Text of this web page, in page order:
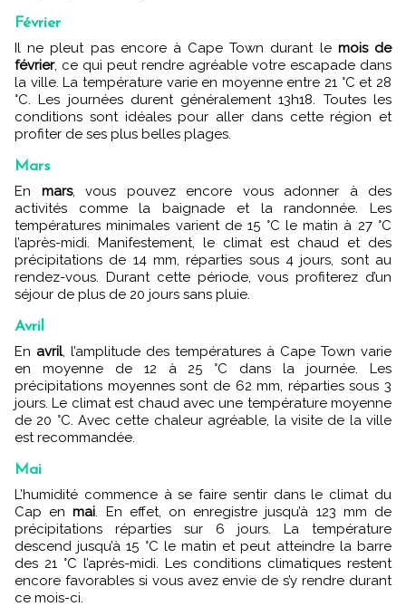
Février
Il ne pleut pas encore à Cape Town durant le mois de
février, ce qui peut rendre agréable votre escapade dans
la ville. La température varie en moyenne entre 21 °C et 28
°C. Les journées durent généralement 13h18. Toutes les
conditions sont idéales pour aller dans cette région et
profiter de ses plus belles plages.
Mars
En mars, vous pouvez encore vous adonner à des
activités comme la baignade et la randonnée. Les
températures minimales varient de 15 °C le matin à 27 °C
l’après-midi. Manifestement, le climat est chaud et des
précipitations de 14 mm, réparties sous 4 jours, sont au
rendez-vous. Durant cette période, vous profiterez d’un
séjour de plus de 20 jours sans pluie.
Avril
En avril, l’amplitude des températures à Cape Town varie
en moyenne de 12 à 25 °C dans la journée. Les
précipitations moyennes sont de 62 mm, réparties sous 3
jours. Le climat est chaud avec une température moyenne
de 20 °C. Avec cette chaleur agréable, la visite de la ville
est recommandée.
Mai
L’humidité commence à se faire sentir dans le climat du
Cap enmai. En effet, on enregistre jusqu’à 123 mm de
précipitations réparties sur 6 jours. La température
descend jusqu’à 15 °C le matin et peut atteindre la barre
des 21 °C l’après-midi. Les conditions climatiques restent
encore favorables si vous avez envie de s’y rendre durant
ce mois-ci.